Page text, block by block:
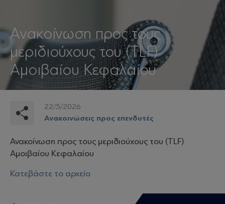
Ανακοίνωση προς τους
μεριδιούχους του (TLF)
Αμοιβαίoυ Κεφαλαίου
22/5/2026
Ανακοινώσεις προς επενδυτές
Ανακοίνωση προς τους μεριδιούχους του (TLF)
Αμοιβαίoυ Κεφαλαίου
Κατεβάστε το αρχείο